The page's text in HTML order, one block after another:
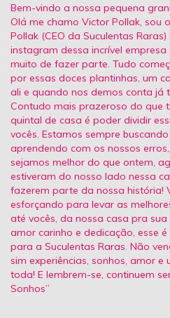
Bem-vindo a nossa pequena
Olá me chamo Victor Pollak, sou
Pollak (CEO da Suculentas
instagram dessa incrível
muito de fazer parte. Tudo
por essas doces plantinhas, um
ali e quando nos demos conta já
Contudo mais prazeroso do que
quintal de casa é poder dividir
vocês. Estamos sempre
aprendendo com os nossos
sejamos melhor do que ontem,
estiveram do nosso lado nessa
fazerem parte da nossa história!
esforçando para levar as
até vocês, da nossa casa pra
amor carinho e dedicação, esse
para a Suculentas Raras. Não
sim experiências, sonhos, amor
toda! E lembrem-se, continuem
Sonhos”